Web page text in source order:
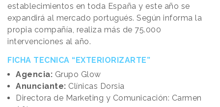
establecimientos en toda España y este año se
expandirá al mercado portugués. Según informa la
propia compañía, realiza más de 75.000
intervenciones al año.
FICHA TECNICA “EXTERIORIZARTE”
Agencia: Grupo Glow
Anunciante: Clínicas Dorsia
Directora de Marketing y Comunicación: Carmen